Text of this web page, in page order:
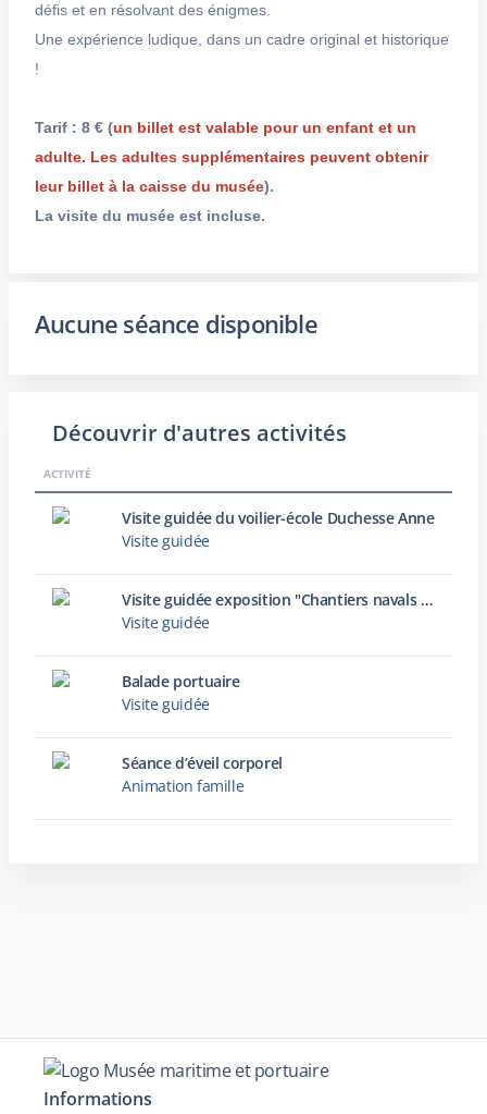
défis et en résolvant des énigmes.
Une expérience ludique, dans un cadre original et historique
!
Tarif : 8 € (un billet est valable pour un enfant et un
adulte. Les adultes supplémentaires peuvent obtenir
leur billet à la caisse du musée).
La visite du musée est incluse.
Aucune séance disponible
Découvrir d'autres activités
ACTIVITÉ
Visite guidée du voilier-école Duchesse Anne
Visite guidée
Visite guidée exposition "Chantiers navals : archives photographiques d’une histoire industrielle dunkerquoise"
Visite guidée
Balade portuaire
Visite guidée
Séance d’éveil corporel
Animation famille
Informations